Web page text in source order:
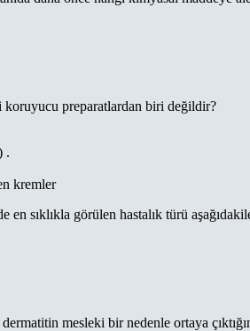
koruyucu preparatlardan biri değildir?
.
kremler
en sıklıkla görülen hastalık türü
mesleki bir nedenle ortaya